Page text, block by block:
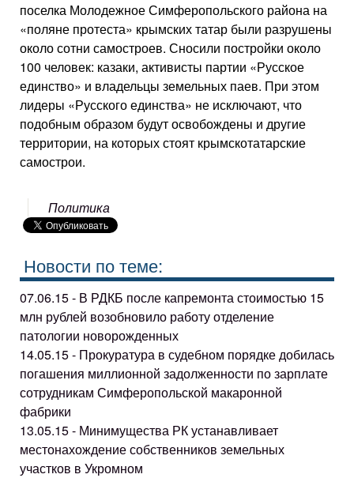
поселка Молодежное Симферопольского района на
«поляне протеста» крымских татар были разрушены
около сотни самостроев. Сносили постройки около
100 человек: казаки, активисты партии «Русское
единство» и владельцы земельных паев. При этом
лидеры «Русского единства» не исключают, что
подобным образом будут освобождены и другие
территории, на которых стоят крымскотатарские
самострои.
Политика
Новости по теме:
07.06.15 - В РДКБ после капремонта стоимостью 15
млн рублей возобновило работу отделение
патологии новорожденных
14.05.15 - Прокуратура в судебном порядке добилась
погашения миллионной задолженности по зарплате
сотрудникам Симферопольской макаронной
фабрики
13.05.15 - Минимущества РК устанавливает
местонахождение собственников земельных
участков в Укромном